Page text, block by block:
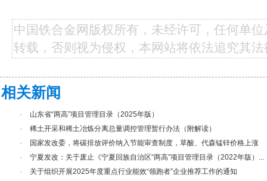
中国铁合金网版权所有，未经许可，任何单
转载，否则视为侵权，本网站将依法追究其
相关新闻
·
山东省“两高”项目管理目录（2025年版）
·
稀土开采和稀土冶炼分离总量调控管理暂行办法（附解读）
·
国家发改委，将碳排放评价纳入节能审查制度，草酸、代森锰锌价格上涨
·
宁夏发改：关于废止《宁夏回族自治区“两高”项目管理目录（2022年版）...
·
关于组织开展2025年度重点行业能效“领跑者”企业推荐工作的通知